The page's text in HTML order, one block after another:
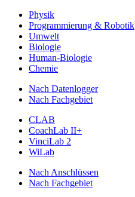
Physik
Programmierung & Robotik
Umwelt
Biologie
Human-Biologie
Chemie
Nach Datenlogger
Nach Fachgebiet
CLAB
CoachLab II+
VinciLab 2
WiLab
Nach Anschlüssen
Nach Fachgebiet